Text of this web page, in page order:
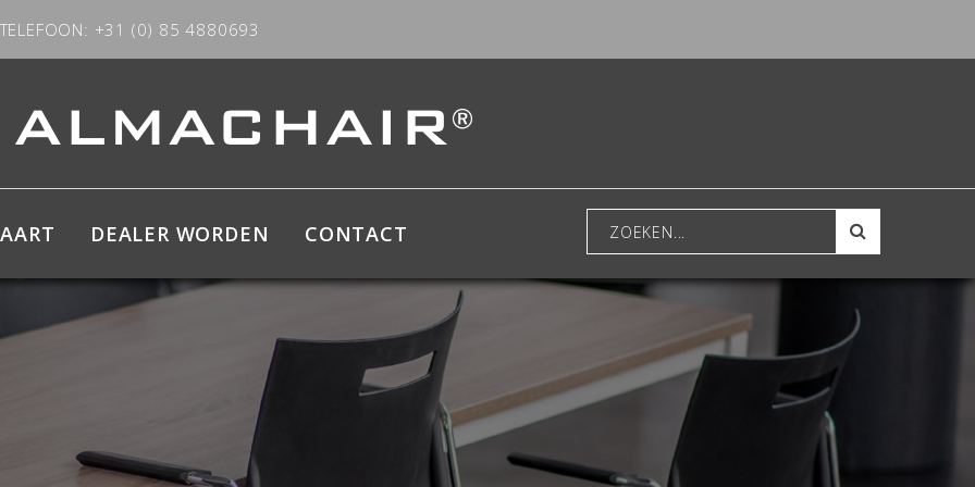
TELEFOON: +31 (0) 85 4880693
DEALER WORDEN CONTACT